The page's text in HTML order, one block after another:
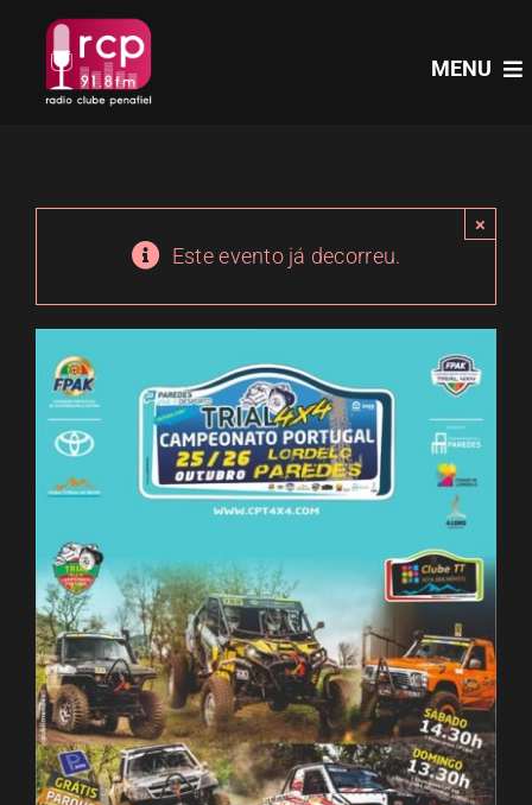
content
MENU
PROGRAMAS
PODCASTS
EVENTOS
ESPAÇO OUVINTE
A RCP
CONTACTOS
OUVIR
Este evento já decorreu.
×